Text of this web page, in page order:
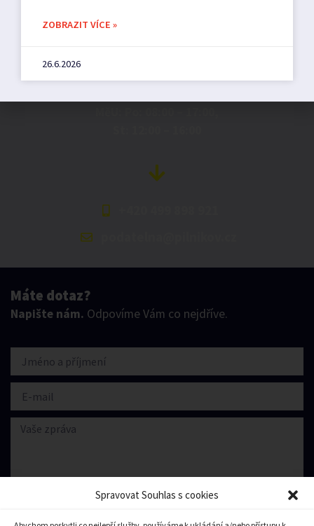
Spravovat Souhlas s cookies
Město Pilníkov
Máte dotaz?
Napište nám. Odpovíme Vám co nejdříve.
ZOBRAZIT VÍCE »
26.6.2026